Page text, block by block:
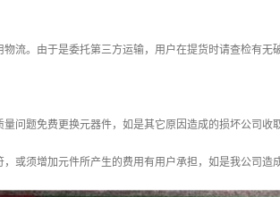
流。由于是委托第三方运输，用户在提货时请查检有
问题免费更换元器件，如是其它原因造成的损坏公司收
或须增加元件所产生的费用有用户承担，如是我公司造